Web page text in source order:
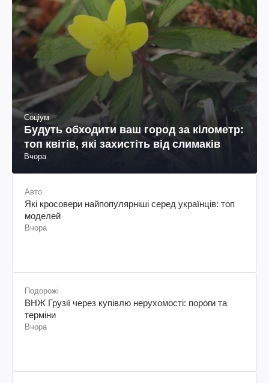
Соціум
Будуть обходити ваш город за кілометр:
топ квітів, які захистіть від слимаків
Вчора
Авто
Які кросовери найпопулярніші серед українців: топ
моделей
Вчора
Подорожі
ВНЖ Грузії через купівлю нерухомості: пороги та
терміни
Вчора